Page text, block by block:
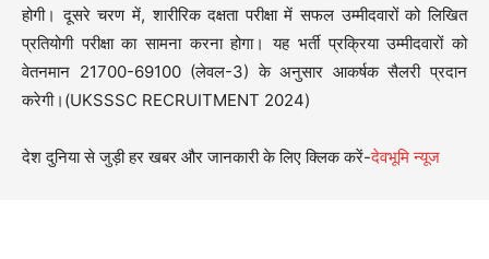
होगी। दूसरे चरण में, शारीरिक दक्षता परीक्षा में सफल उम्मीदवारों को लिखित
प्रतियोगी परीक्षा का सामना करना होगा। यह भर्ती प्रक्रिया उम्मीदवारों को
वेतनमान 21700-69100 (लेवल-3) के अनुसार आकर्षक सैलरी प्रदान
करेगी।(UKSSSC RECRUITMENT 2024)
देश दुनिया से जुड़ी हर खबर और जानकारी के लिए क्लिक करें-देवभूमि न्यूज